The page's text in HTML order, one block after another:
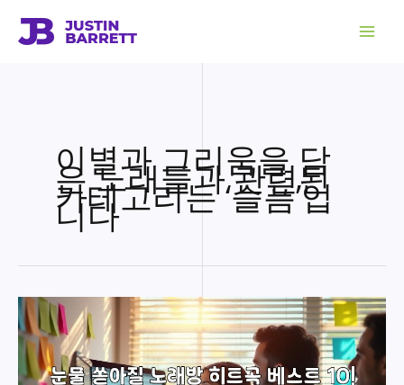
이별과 그리움을 담
은 노래들과 관련된
카테고리는 ‘슬픔’입
니다